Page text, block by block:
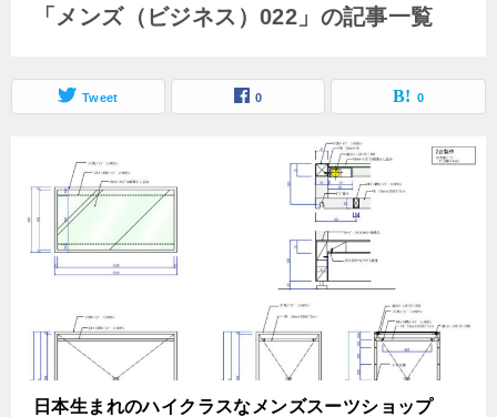
「メンズ（ビジネス）022」の記事一覧
Tweet 0 0
日本生まれのハイクラスなメンズスーツショップ